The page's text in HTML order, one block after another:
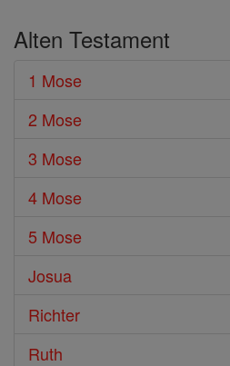
Alten Testament
1 Mose
2 Mose
3 Mose
4 Mose
5 Mose
Josua
Richter
Ruth